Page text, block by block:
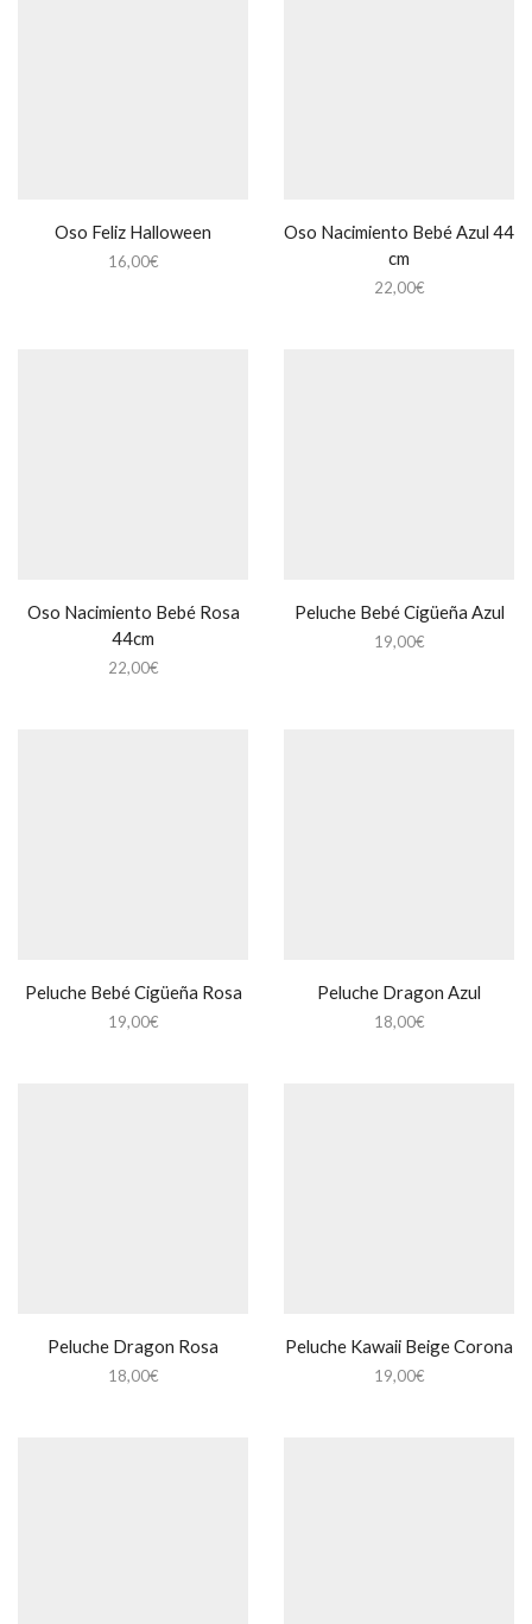
Oso Feliz Halloween
16,00€
Oso Nacimiento Bebé Azul 44
cm
22,00€
Oso Nacimiento Bebé Rosa
44cm
22,00€
Peluche Bebé Cigüeña Azul
19,00€
Peluche Bebé Cigüeña Rosa
19,00€
Peluche Dragon Azul
18,00€
Peluche Dragon Rosa
18,00€
Peluche Kawaii Beige Corona
19,00€